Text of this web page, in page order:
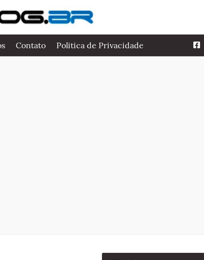
Contato Politica de Privacidade